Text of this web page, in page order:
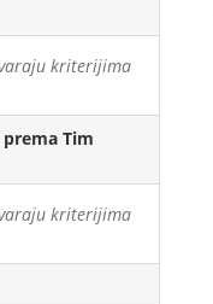
kriterijima
Tim
kriterijima